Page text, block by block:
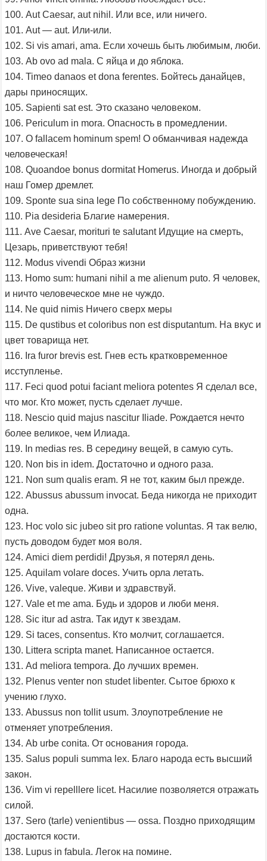
100. Aut Caesar, aut nihil. Или все, или ничего.
101. Aut — aut. Или-или.
102. Si vis amari, ama. Если хочешь быть любимым, люби.
103. Ab ovo ad mala. С яйца и до яблока.
104. Timeo danaos et dona ferentes. Бойтесь данайцев,
дары приносящих.
105. Sapienti sat est. Это сказано человеком.
106. Periculum in mora. Опасность в промедлении.
107. O fallacem hominum spem! О обманчивая надежда
человеческая!
108. Quoandoe bonus dormitat Homerus. Иногда и добрый
наш Гомер дремлет.
109. Sponte sua sina lege По собственному побуждению.
110. Pia desideria Благие намерения.
111. Ave Caesar, morituri te salutant Идущие на смерть,
Цезарь, приветствуют тебя!
112. Modus vivendi Образ жизни
113. Homo sum: humani nihil a me alienum puto. Я человек,
и ничто человеческое мне не чуждо.
114. Ne quid nimis Ничего сверх меры
115. De qustibus et coloribus non est disputantum. На вкус и
цвет товарища нет.
116. Ira furor brevis est. Гнев есть кратковременное
исступленье.
117. Feci quod potui faciant meliora potentes Я сделал все,
что мог. Кто может, пусть сделает лучше.
118. Nescio quid majus nascitur Iliade. Рождается нечто
более великое, чем Илиада.
119. In medias res. В середину вещей, в самую суть.
120. Non bis in idem. Достаточно и одного раза.
121. Non sum qualis eram. Я не тот, каким был прежде.
122. Abussus abussum invocat. Беда никогда не приходит
одна.
123. Hoc volo sic jubeo sit pro ratione voluntas. Я так велю,
пусть доводом будет моя воля.
124. Amici diem perdidi! Друзья, я потерял день.
125. Aquilam volare doces. Учить орла летать.
126. Vive, valeque. Живи и здравствуй.
127. Vale et me ama. Будь и здоров и люби меня.
128. Sic itur ad astra. Так идут к звездам.
129. Si taces, consentus. Кто молчит, соглашается.
130. Littera scripta manet. Написанное остается.
131. Ad meliora tempora. До лучших времен.
132. Plenus venter non studet libenter. Сытое брюхо к
учению глухо.
133. Abussus non tollit usum. Злоупотребление не
отменяет употребления.
134. Ab urbe conita. От основания города.
135. Salus populi summa lex. Благо народа есть высший
закон.
136. Vim vi repelllere licet. Насилие позволяется отражать
силой.
137. Sero (tarle) venientibus — ossa. Поздно приходящим
достаются кости.
138. Lupus in fabula. Легок на помине.